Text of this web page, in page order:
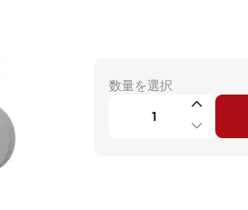
数量を選択